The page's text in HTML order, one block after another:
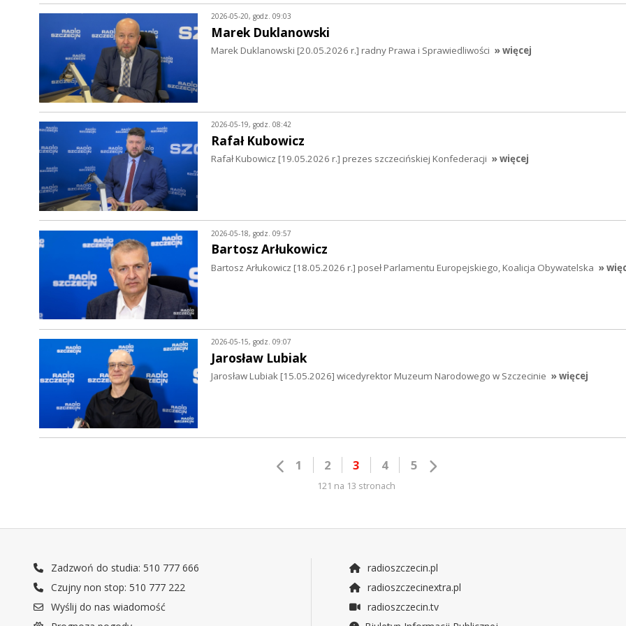
2026-05-20, godz. 09:03
Marek Duklanowski
Marek Duklanowski [20.05.2026 r.] radny Prawa i Sprawiedliwości » więcej
2026-05-19, godz. 08:42
Rafał Kubowicz
Rafał Kubowicz [19.05.2026 r.] prezes szczecińskiej Konfederacji » więcej
2026-05-18, godz. 09:57
Bartosz Arłukowicz
Bartosz Arłukowicz [18.05.2026 r.] poseł Parlamentu Europejskiego, Koalicja Obywatelska »
2026-05-15, godz. 09:07
Jarosław Lubiak
Jarosław Lubiak [15.05.2026] wicedyrektor Muzeum Narodowego w Szczecinie » więcej
1 2 3 4 5
121 na 13 stronach
Zadzwoń do studia: 510 777 666
Czujny non stop: 510 777 222
Wyślij do nas wiadomość
radioszczecin.pl
radioszczecinextra.pl
radioszczecin.tv